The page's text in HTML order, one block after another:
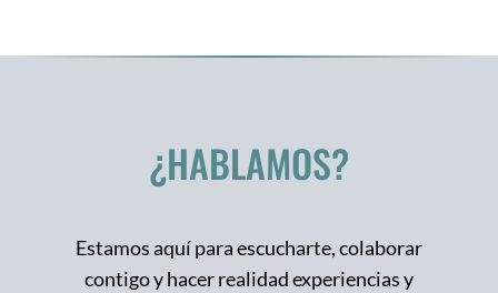
¿HABLAMOS?
Estamos aquí para escucharte, colaborar
contigo y hacer realidad experiencias y